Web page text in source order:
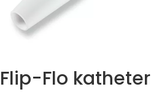
Flip-Flo